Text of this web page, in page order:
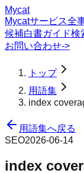
Mycat
Mycatサービス全
候補白書ガイド検
お問い合わせ->
トップ
用語集
index
用語集へ戻る
SEO2026-06-14
index